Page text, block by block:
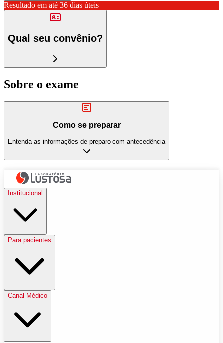
Resultado em até 36 dias úteis
Qual seu convênio?
Sobre o exame
Como se preparar
Entenda as informações de preparo com antecedência
Institucional
Para pacientes
Canal Médico